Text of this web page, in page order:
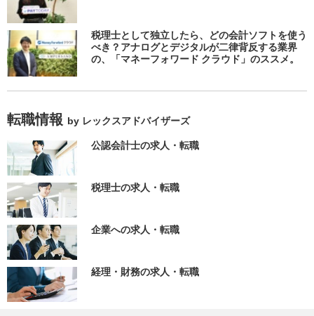
税理士として独立したら、どの会計ソフトを使う
べき？アナログとデジタルが二律背反する業界
の、「マネーフォワード クラウド」のススメ。
転職情報 by レックスアドバイザーズ
公認会計士の求人・転職
税理士の求人・転職
企業への求人・転職
経理・財務の求人・転職